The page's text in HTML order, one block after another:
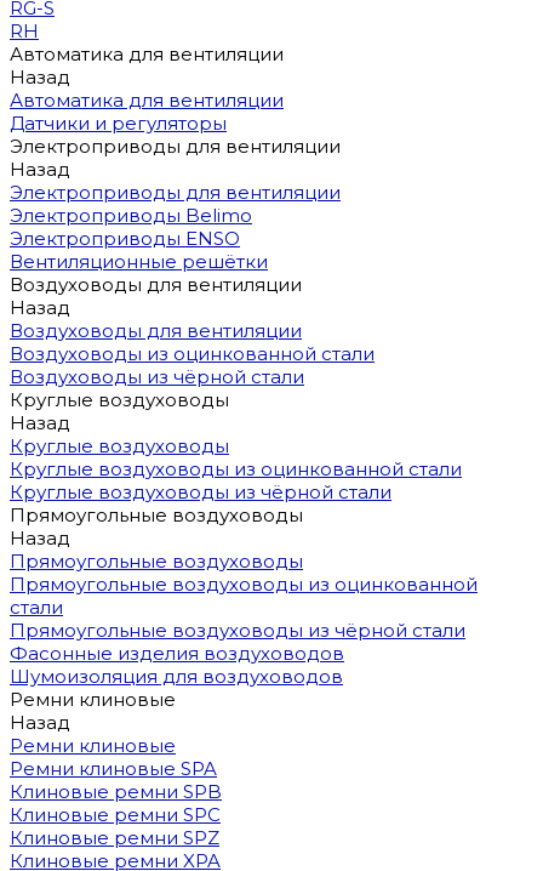
RG-S
RH
Автоматика для вентиляции
Назад
Автоматика для вентиляции
Датчики и регуляторы
Электроприводы для вентиляции
Назад
Электроприводы для вентиляции
Электроприводы Belimo
Электроприводы ENSO
Вентиляционные решётки
Воздуховоды для вентиляции
Назад
Воздуховоды для вентиляции
Воздуховоды из оцинкованной стали
Воздуховоды из чёрной стали
Круглые воздуховоды
Назад
Круглые воздуховоды
Круглые воздуховоды из оцинкованной стали
Круглые воздуховоды из чёрной стали
Прямоугольные воздуховоды
Назад
Прямоугольные воздуховоды
Прямоугольные воздуховоды из оцинкованной
стали
Прямоугольные воздуховоды из чёрной стали
Фасонные изделия воздуховодов
Шумоизоляция для воздуховодов
Ремни клиновые
Назад
Ремни клиновые
Ремни клиновые SPA
Клиновые ремни SPB
Клиновые ремни SPC
Клиновые ремни SPZ
Клиновые ремни XPA